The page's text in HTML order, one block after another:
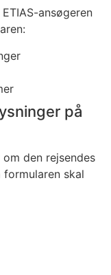
ansøgeren
på
den rejsendes
skal